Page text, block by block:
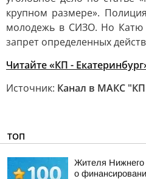
крупном размере».
молодежь в СИЗО. Но Катю
запрет определенных
Читайте «КП -
Источник: Канал в МАКС "КП
ТОП
Жителя Нижнего
о